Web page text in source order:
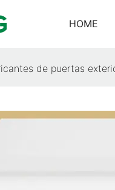
HOME
de puertas